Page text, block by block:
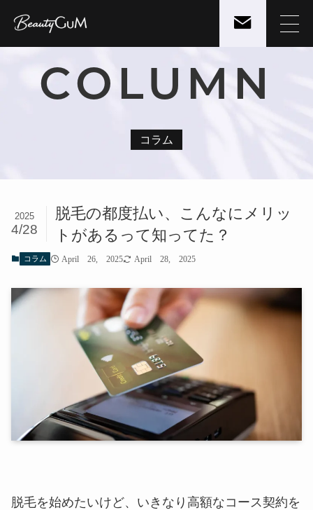
COLUMN
コラム
脱毛の都度払い、こんなにメリッ
トがあるって知ってた？
2025
4/28
コラム April 26, 2025 April 28, 2025
脱毛を始めたいけど、いきなり高額なコース契約を